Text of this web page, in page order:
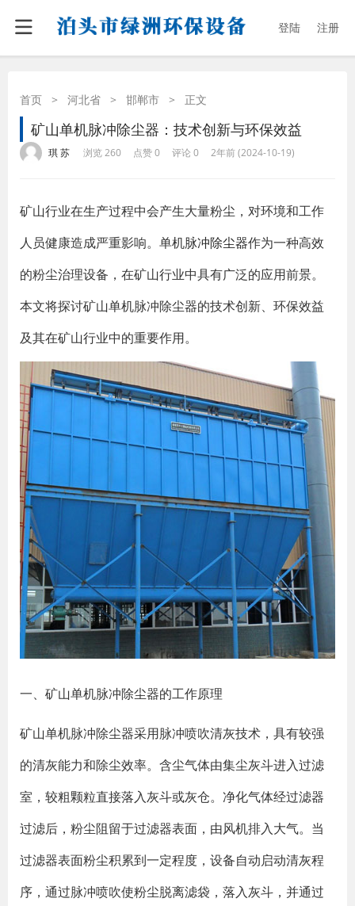
登陆 注册
首页 > 河北省 > 邯郸市 > 正文
矿山单机脉冲除尘器：技术创新与环保效益
琪 苏 浏览 260 点赞 0 评论 0 2年前 (2024-10-19)
矿山行业在生产过程中会产生大量粉尘，对环境和工作
人员健康造成严重影响。单机脉冲除尘器作为一种高效
的粉尘治理设备，在矿山行业中具有广泛的应用前景。
本文将探讨矿山单机脉冲除尘器的技术创新、环保效益
及其在矿山行业中的重要作用。
一、矿山单机脉冲除尘器的工作原理
矿山单机脉冲除尘器采用脉冲喷吹清灰技术，具有较强
的清灰能力和除尘效率。含尘气体由集尘灰斗进入过滤
室，较粗颗粒直接落入灰斗或灰仓。净化气体经过滤器
过滤后，粉尘阻留于过滤器表面，由风机排入大气。当
过滤器表面粉尘积累到一定程度，设备自动启动清灰程
序，通过脉冲喷吹使粉尘脱离滤袋，落入灰斗，并通过